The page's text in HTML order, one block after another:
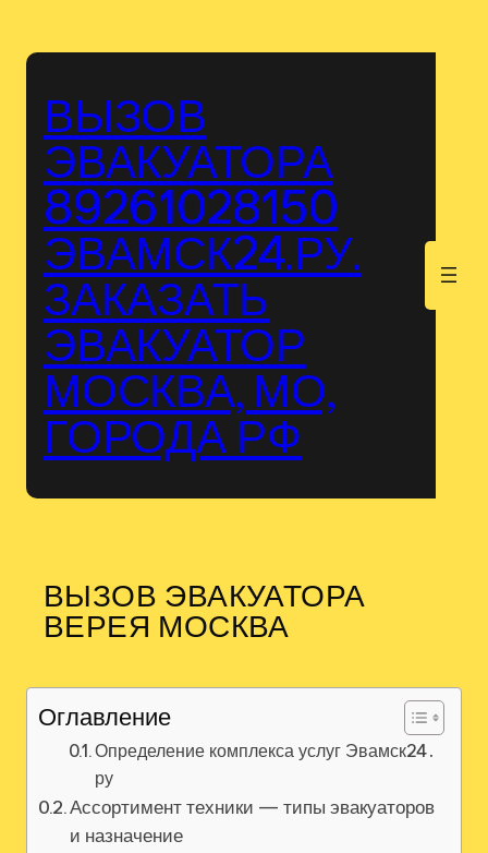
ВЫЗОВ
ЭВАКУАТОРА
89261028150
ЭВАМСК24.РУ.
ЗАКАЗАТЬ
ЭВАКУАТОР
МОСКВА, МО,
ГОРОДА РФ
ВЫЗОВ ЭВАКУАТОРА
ВЕРЕЯ МОСКВА
Оглавление
Определение комплекса услуг Эвамск24․
ру
Ассортимент техники — типы эвакуаторов
и назначение